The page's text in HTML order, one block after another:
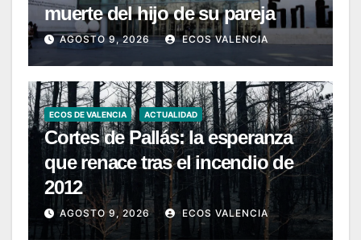
muerte del hijo de su pareja
AGOSTO 9, 2026 ECOS VALENCIA
ECOS DE VALENCIA ACTUALIDAD
Cortes de Pallás: la esperanza
que renace tras el incendio de
2012
AGOSTO 9, 2026 ECOS VALENCIA